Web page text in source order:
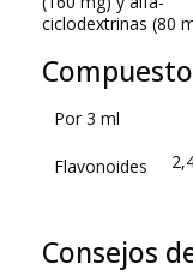
ciclodextrinas (80
Por 3 ml
Flavonoides
Consejos